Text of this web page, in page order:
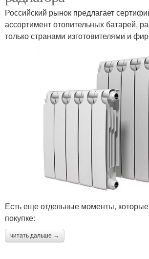
Российский рынок предлагает
ассортимент отопительных батарей,
только странами изготовителями и
Есть еще отдельные моменты,
покупке:
читать дальше →